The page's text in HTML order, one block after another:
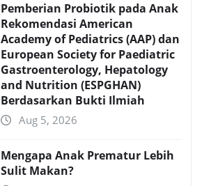
Pemberian Probiotik pada Anak
Rekomendasi American
Academy of Pediatrics (AAP) dan
European Society for Paediatric
Gastroenterology, Hepatology
and Nutrition (ESPGHAN)
Berdasarkan Bukti Ilmiah
Aug 5, 2026
Mengapa Anak Prematur Lebih
Sulit Makan?